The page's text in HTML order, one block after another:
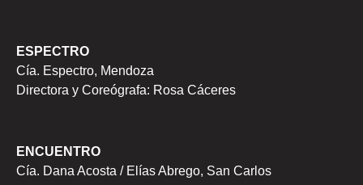
ESPECTRO
Cía. Espectro, Mendoza
Directora y Coreógrafa: Rosa Cáceres
ENCUENTRO
Cía. Dana Acosta / Elías Abrego, San Carlos